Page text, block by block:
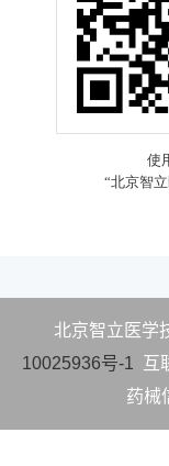
北京智立医学
10025936号-1 互
药械